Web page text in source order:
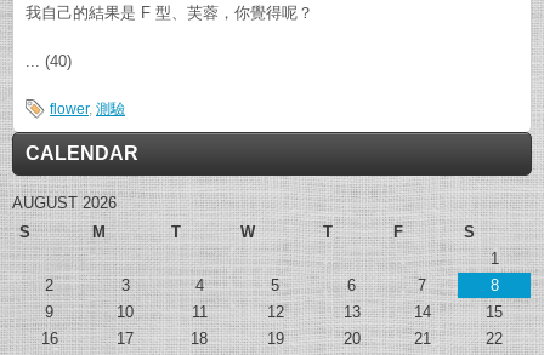
我自己的結果是 F 型、芙蓉，你覺得呢？
... (40)
flower, 測驗
CALENDAR
AUGUST 2026
S
M T W T F
S
1
2
3 4 5 6 7
8
9
10 11 12 13 14
15
16
17 18 19 20 21
22